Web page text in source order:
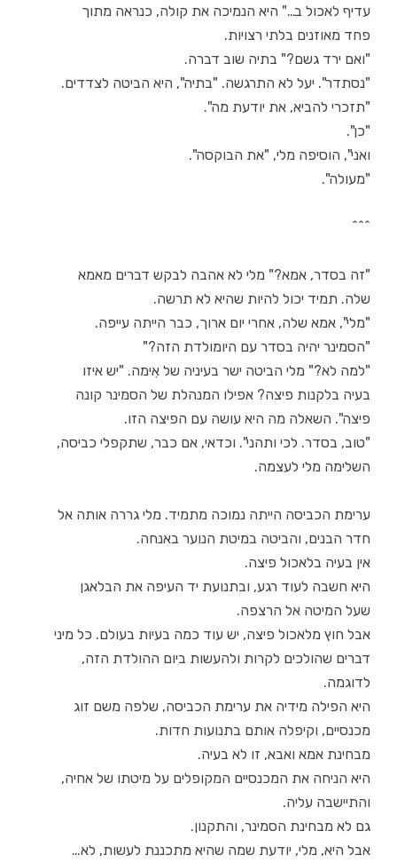
עדיף לאכול ב…" היא הנמיכה את קולה, כנראה מתוך
פחד מאוזנים בלתי רצויות.
"ואם ירד גשם?" בתיה שוב דברה.
"נסתדר". יעל לא התרגשה. "בתיה", היא הביטה לצדדים.
"תזכרי להביא, את יודעת מה".
"כן".
ואני", הוסיפה מלי, "את הבוקסה".
"מעולה".
^^^
"זה בסדר, אמא?" מלי לא אהבה לבקש דברים מאמא
שלה. תמיד יכול להיות שהיא לא תרשה.
"מלי", אמא שלה, אחרי יום ארוך, כבר הייתה עייפה.
"הסמינר יהיה בסדר עם היומולדת הזה?"
"למה לא?" מלי הביטה ישר בעיניה של אִימה. "יש איזו
בעיה בלקנות פיצה? אפילו המנהלת של הסמינר קונה
פיצה". השאלה מה היא עושה עם הפיצה הזו.
"טוב, בסדר. לכי ותהני". וכדאי, אם כבר, שתקפלי כביסה,
השלימה מלי לעצמה.
ערימת הכביסה הייתה נמוכה מתמיד. מלי גררה אותה אל
חדר הבנים, והביטה במיטת הנוער באנחה.
אין בעיה בלאכול פיצה.
היא חשבה לעוד רגע, ובתנועת יד העיפה את הבלאגן
שעל המיטה אל הרצפה.
אבל חוץ מלאכול פיצה, יש עוד כמה בעיות בעולם. כל מיני
דברים שהולכים לקרות ולהעשות ביום ההולדת הזה,
לדוגמה.
היא הפילה מידיה את ערימת הכביסה, שלפה משם זוג
מכנסיים, וקיפלה אותם בתנועות חדות.
מבחינת אמא ואבא, זו לא בעיה.
היא הניחה את המכנסיים המקופלים על מיטתו של אחיה,
והתיישבה עליה.
גם לא מבחינת הסמינר, והתקנון.
אבל היא, מלי, יודעת שמה שהיא מתכננת לעשות, לא…